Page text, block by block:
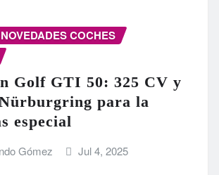
NOVEDADES COCHES
Golf GTI 50: 325 CV y
para la
especial
Gómez Jul 4, 2025